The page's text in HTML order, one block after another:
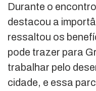
Durante o
destacou a
ressaltou os
pode trazer para
trabalhar pelo
cidade, e essa